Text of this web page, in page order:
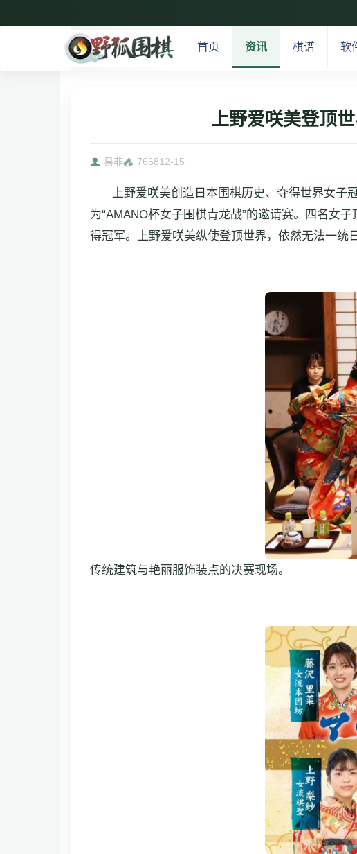
首页 资讯 棋谱 软
上野爱咲美登顶
易非 766812-15
上野爱咲美创造日本围棋历史、夺得世界女子
为“AMANO杯女子围棋青龙战”的邀请赛。四名女
得冠军。上野爱咲美纵使登顶世界，依然无法一统
传统建筑与艳丽服饰装点的决赛现场。